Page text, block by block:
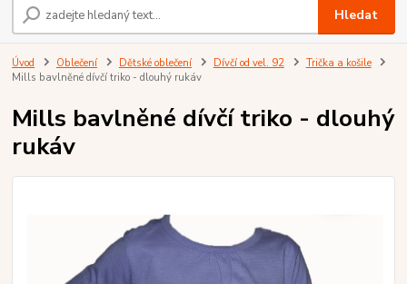
Hledat
Úvod Oblečení Dětské oblečení Dívčí od vel. 92
Trička a košile
Mills bavlněné dívčí triko - dlouhý rukáv
Mills bavlněné dívčí triko - dlouhý
rukáv